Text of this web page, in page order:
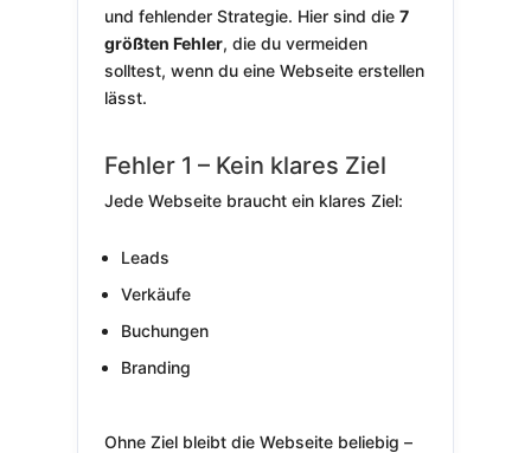
und fehlender Strategie. Hier sind die 7
größten Fehler, die du vermeiden
solltest, wenn du eine Webseite erstellen
lässt.
Fehler 1 – Kein klares Ziel
Jede Webseite braucht ein klares Ziel:
Leads
Verkäufe
Buchungen
Branding
Ohne Ziel bleibt die Webseite beliebig –